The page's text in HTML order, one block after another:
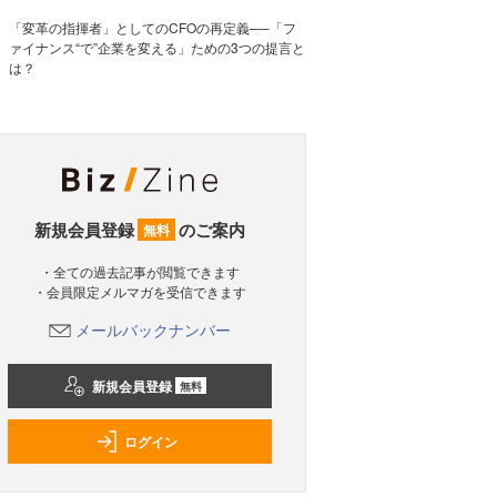
「変革の指揮者」としてのCFOの再定義──「フ
ァイナンス“で”企業を変える」ための3つの提言と
は？
新規会員登録 無料 のご案内
・全ての過去記事が閲覧できます
・会員限定メルマガを受信できます
メールバックナンバー
新規会員登録 無料
ログイン